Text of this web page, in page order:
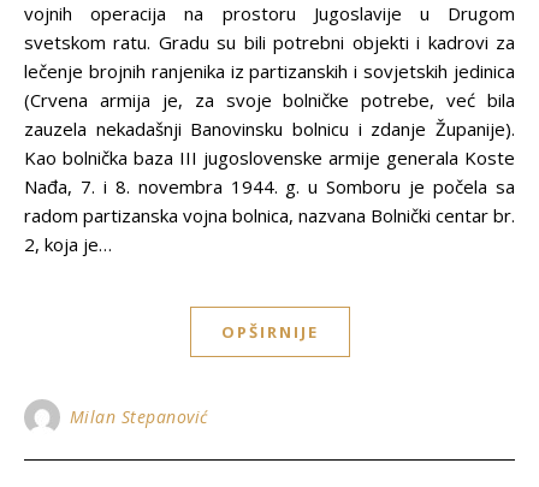
vojnih operacija na prostoru Jugoslavije u Drugom
svetskom ratu. Gradu su bili potrebni objekti i kadrovi za
lečenje brojnih ranjenika iz partizanskih i sovjetskih jedinica
(Crvena armija je, za svoje bolničke potrebe, već bila
zauzela nekadašnji Banovinsku bolnicu i zdanje Županije).
Kao bolnička baza III jugoslovenske armije generala Koste
Nađa, 7. i 8. novembra 1944. g. u Somboru je počela sa
radom partizanska vojna bolnica, nazvana Bolnički centar br.
2, koja je…
OPŠIRNIJE
Milan Stepanović